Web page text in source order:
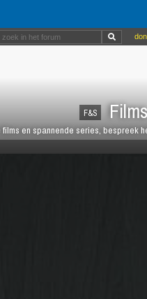
F&S
films en spannende series, bespreek